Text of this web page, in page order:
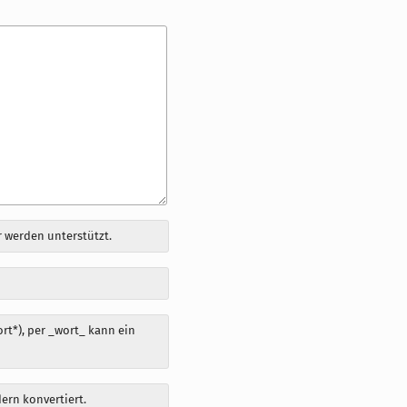
unterstützt.
per _wort_ kann ein
konvertiert.